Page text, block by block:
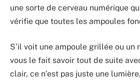
une sorte de cerveau numérique
vérifie que toutes les ampoules
S’il voit une ampoule grillée ou un
vous le fait savoir tout de suite
clair, ce n’est pas juste une